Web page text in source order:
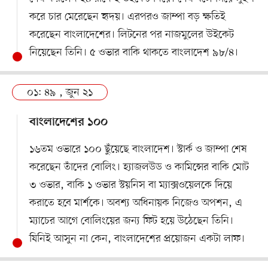
করে চার মেরেছেন হৃদয়। এরপরও জাম্পা বড় ক্ষতিই
করেছেন বাংলাদেশের। লিটনের পর নাজমুলের উইকেট
নিয়েছেন তিনি। ৫ ওভার বাকি থাকতে বাংলাদেশ ৯৮/৪।
০১: ৪৯ , জুন ২১
বাংলাদেশের ১০০
১৬তম ওভারে ১০০ ছুঁয়েছে বাংলাদেশ। স্টার্ক ও জাম্পা শেষ
করেছেন তাঁদের বোলিং। হ্যাজলউড ও কামিন্সের বাকি মোট
৩ ওভার, বাকি ১ ওভার স্টয়নিস বা ম্যাক্সওয়েলকে দিয়ে
করাতে হবে মার্শকে। অবশ্য অধিনায়ক নিজেও অপশন, এ
ম্যাচের আগে বোলিংয়ের জন্য ফিট হয়ে উঠেছেন তিনি।
যিনিই আসুন না কেন, বাংলাদেশের প্রয়োজন একটা লাফ।